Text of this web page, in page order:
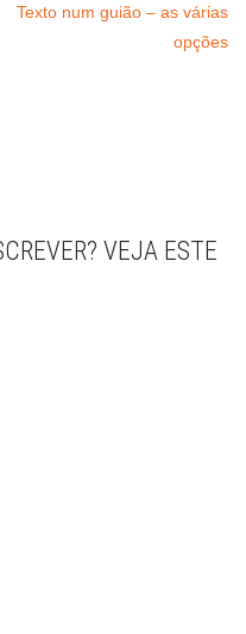
Texto num guião – as várias
opções
VEJA ESTE